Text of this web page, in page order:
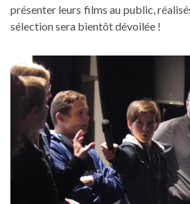
présenter leurs films au public,
sélection sera bientôt dévoilée !